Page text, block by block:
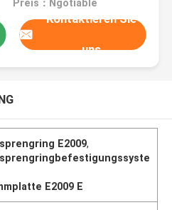
Preis：Ngotiable
Kontaktieren Sie
uns
E2009,
E2009 E